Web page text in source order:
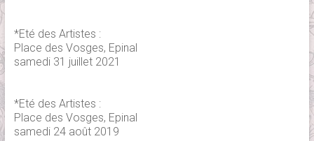
*Eté des Artistes :
Place des Vosges, Epinal
samedi 31 juillet 2021
*Eté des Artistes :
Place des Vosges, Epinal
samedi 24 août 2019